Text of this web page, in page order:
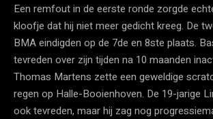
Een remfout in de eerste ronde zorgde
kloofje dat hij niet meer gedicht kreeg. De
BMA eindigden op de 7de en 8ste plaats.
tevreden over zijn tijden na 10 maanden
Thomas Martens zette een geweldige
regen op Halle-Booienhoven. De 19-jarige
ook tevreden, maar hij zag nog